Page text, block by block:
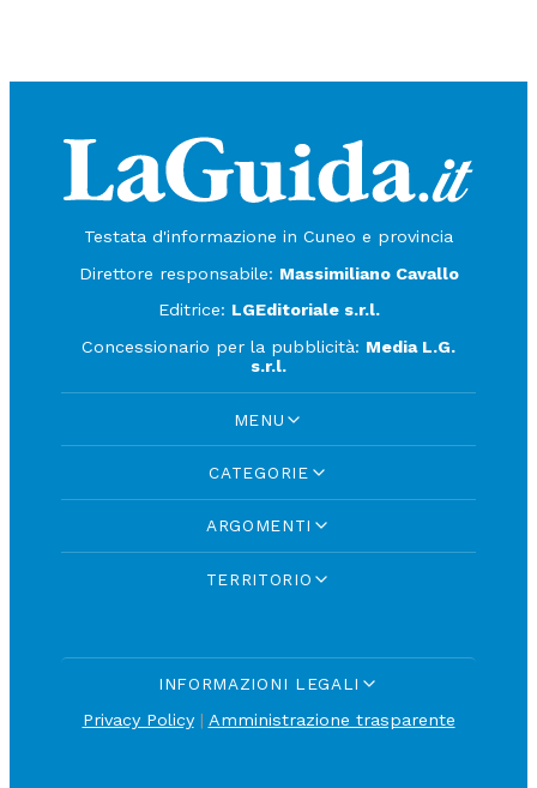
Testata d'informazione in Cuneo e provincia
Direttore responsabile: Massimiliano Cavallo
Editrice: LGEditoriale s.r.l.
Concessionario per la pubblicità: Media L.G.
s.r.l.
MENU
CATEGORIE
ARGOMENTI
TERRITORIO
INFORMAZIONI LEGALI
Privacy Policy| Amministrazione trasparente